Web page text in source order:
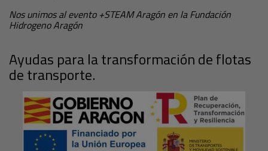
Nos unimos al evento +STEAM Aragón en la Fundación
Hidrogeno Aragón
Ayudas para la transformación de flotas
de transporte.